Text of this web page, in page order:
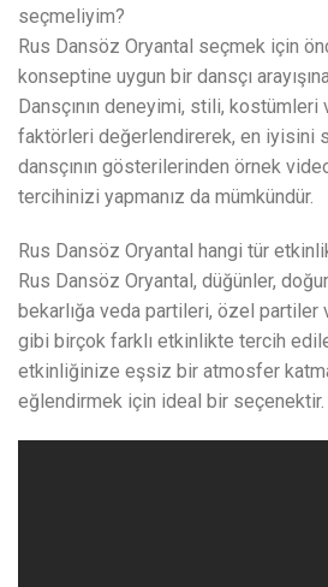
seçmeliyim?
Rus Dansöz Oryantal seçmek için
konseptine uygun bir dansçı
Dansçının deneyimi, stili,
faktörleri değerlendirerek, en iyisini
dansçının gösterilerinden örnek
tercihinizi yapmanız da mümkündür.
Rus Dansöz Oryantal hangi tür
Rus Dansöz Oryantal, düğünler,
bekarlığa veda partileri, özel
gibi birçok farklı etkinlikte tercih
etkinliğinize eşsiz bir atmosfer
eğlendirmek için ideal bir seçenektir.